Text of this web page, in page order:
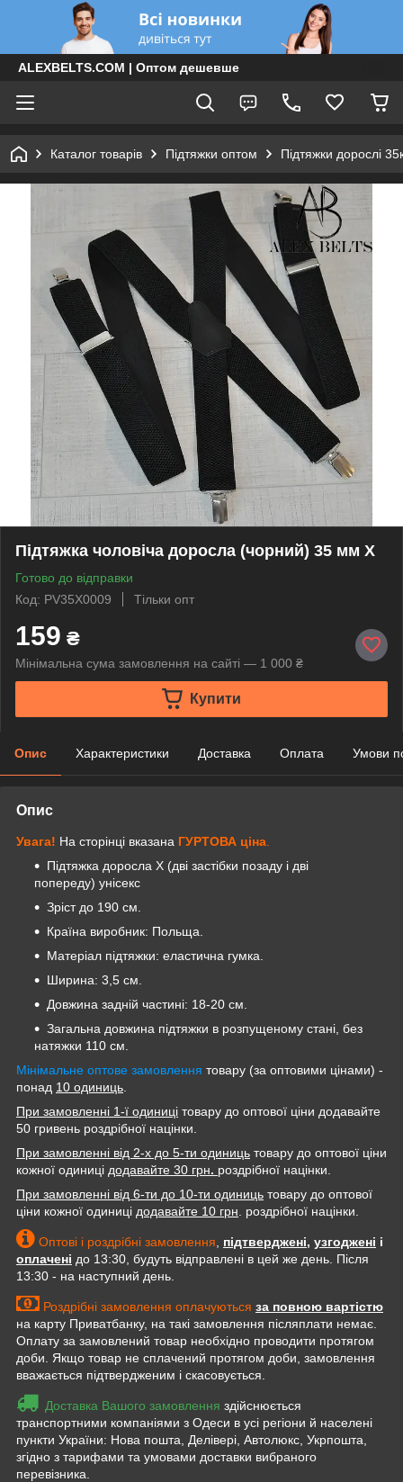
ALEXBELTS.COM | Оптом дешевше
Каталог товарів Підтяжки оптом Підтяжки дорослі
Підтяжка чоловіча доросла (чорний) 35 мм X
Готово до відправки
Код: PV35X0009
Тільки опт
159 ₴
Мінімальна сума замовлення на сайті — 1 000 ₴
Купити
Опис Характеристики Доставка Оплата Умови
Опис
Увага! На сторінці вказана ГУРТОВА ціна
Підтяжка доросла X (дві застібки позаду і дві
попереду) унісекс
Зріст до 190 см.
Країна виробник: Польща.
Матеріал підтяжки: еластична гумка.
Ширина: 3,5 см.
Довжина задній частині: 18-20 см.
Загальна довжина підтяжки в розпущеному стані, без
натяжки 110 см.
Мінімальне оптове замовлення товару (за оптовими цінами) -
понад 10 одиниць
При замовленні 1-ї одиниці товару до оптової ціни додавайте
50 гривень роздрібної націнки.
При замовленні від 2-х до 5-ти одиниць товару до оптової ціни
кожної одиниці додавайте 30 грн. роздрібної націнки.
При замовленні від 6-ти до 10-ти одиниць товару до оптової
ціни кожної одиниці додавайте 10 грн . роздрібної націнки.
Оптові і роздрібні замовлення підтверджені, узгоджені і
оплачені до 13:30, будуть відправлені в цей же день. Після
13:30 - на наступний день.
Роздрібні замовлення оплачуються за повною вартістю
на карту Приватбанку, на такі замовлення післяплати немає.
Оплату за замовлений товар необхідно проводити протягом
доби. Якщо товар не сплачений протягом доби, замовлення
вважається підтвердженим і скасовується.
Доставка Вашого замовлення здійснюється
транспортними компаніями з Одеси в усі регіони й населені
пункти України: Нова пошта, Делівері, Автолюкс, Укрпошта,
згідно з тарифами та умовами доставки вибраного
перевізника.